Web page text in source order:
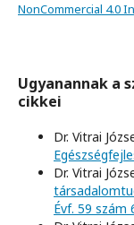
NonCommercial 4.0
Ugyanannak a
cikkei
Dr. Vitrai
Dr. Vitrai
Évf. 59 szám